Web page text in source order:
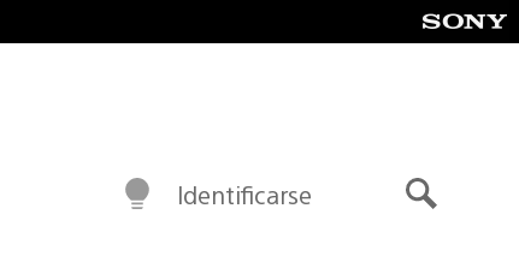
Identificarse